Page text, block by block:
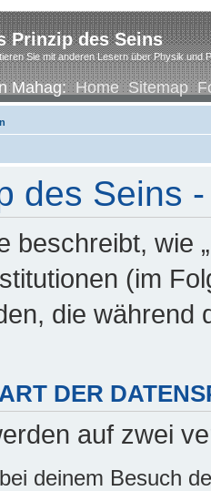
Prinzip des Seins
Sie mit anderen Lesern über Physik und
Mahag:Home Sitemap
des Seins
beschreibt, wie
(im
die während
DER
auf zwei
deinem Besuch